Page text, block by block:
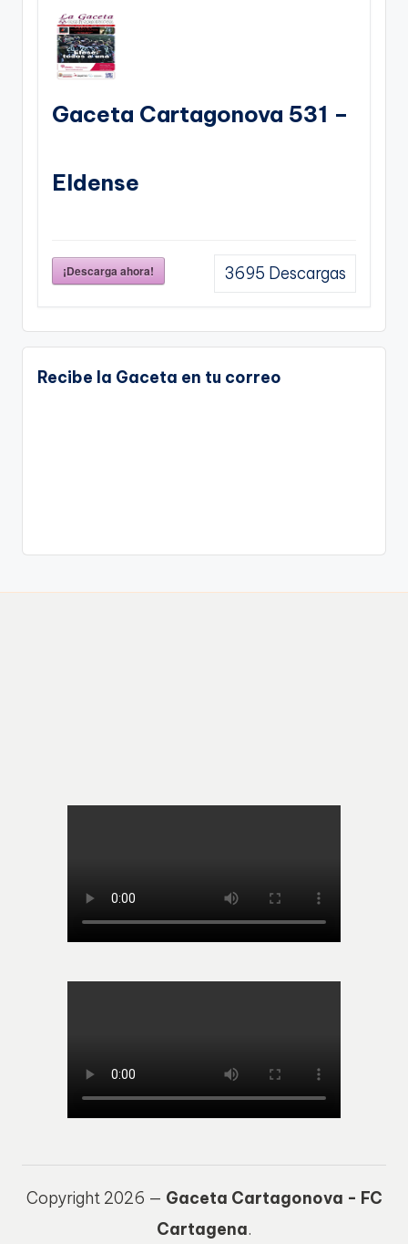
Gaceta Cartagonova 531 –
Eldense
¡Descarga ahora! 3695 Descargas
Recibe la Gaceta en tu correo
Copyright 2026 — Gaceta Cartagonova - FC
Cartagena.